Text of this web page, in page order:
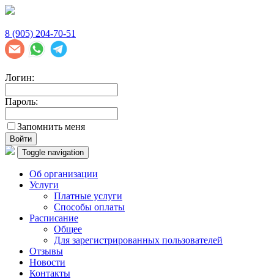
8 (905) 204-70-51
Логин:
Пароль:
Запомнить меня
Войти
Toggle navigation
Об организации
Услуги
Платные услуги
Способы оплаты
Расписание
Общее
Для зарегистрированных пользователей
Отзывы
Новости
Контакты